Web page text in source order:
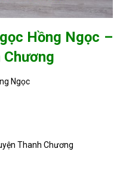
Hồng Ngọc –
Chương
Ngọc
Thanh Chương